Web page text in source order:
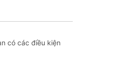
có các điều kiện